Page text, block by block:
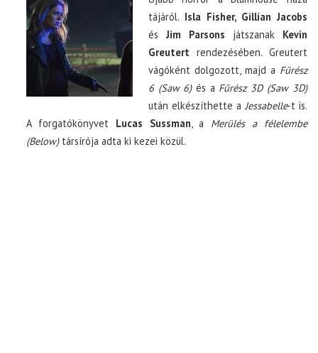
TOP10
KULISSZA
tájáról. Isla Fisher, Gillian Jacobs
és Jim Parsons játszanak Kevin
Greutert rendezésében. Greutert
vágóként dolgozott, majd a Fűrész
6 (Saw 6)és a Fűrész 3D (Saw 3D)
után elkészíthette a Jessabelle-t is.
A forgatókönyvet Lucas Sussman, a Merülés a félelembe
(Below)társírója adta ki kezei közül.